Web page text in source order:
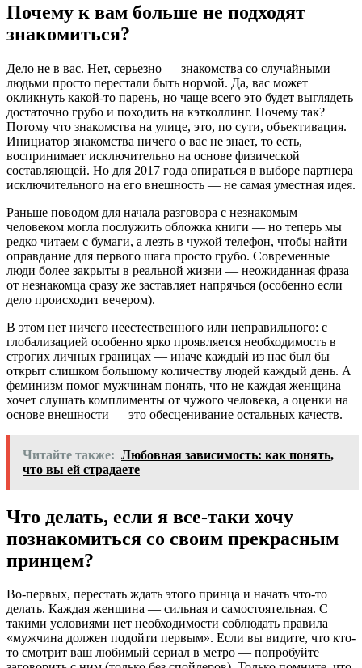
Почему к вам больше не подходят
знакомиться?
Дело не в вас. Нет, серьезно — знакомства со случайными
людьми просто перестали быть нормой. Да, вас может
окликнуть какой-то парень, но чаще всего это будет выглядеть
достаточно грубо и походить на кэтколлинг. Почему так?
Потому что знакомства на улице, это, по сути, объективация.
Инициатор знакомства ничего о вас не знает, то есть,
воспринимает исключительно на основе физической
составляющей. Но для 2017 года опираться в выборе партнера
исключительного на его внешность — не самая уместная идея.
Раньше поводом для начала разговора с незнакомым
человеком могла послужить обложка книги — но теперь мы
редко читаем с бумаги, а лезть в чужой телефон, чтобы найти
оправдание для первого шага просто грубо. Современные
люди более закрыты в реальной жизни — неожиданная фраза
от незнакомца сразу же заставляет напрячься (особенно если
дело происходит вечером).
В этом нет ничего неестественного или неправильного: с
глобализацией особенно ярко проявляется необходимость в
строгих личных границах — иначе каждый из нас был бы
открыт слишком большому количеству людей каждый день. А
феминизм помог мужчинам понять, что не каждая женщина
хочет слушать комплименты от чужого человека, а оценки на
основе внешности — это обесценивание остальных качеств.
Читайте также: Любовная зависимость: как понять,
что вы ей страдаете
Что делать, если я все-таки хочу
познакомиться со своим прекрасным
принцем?
Во-первых, перестать ждать этого принца и начать что-то
делать. Каждая женщина — сильная и самостоятельная. С
такими условиями нет необходимости соблюдать правила
«мужчина должен подойти первым». Если вы видите, что кто-
то смотрит ваш любимый сериал в метро — попробуйте